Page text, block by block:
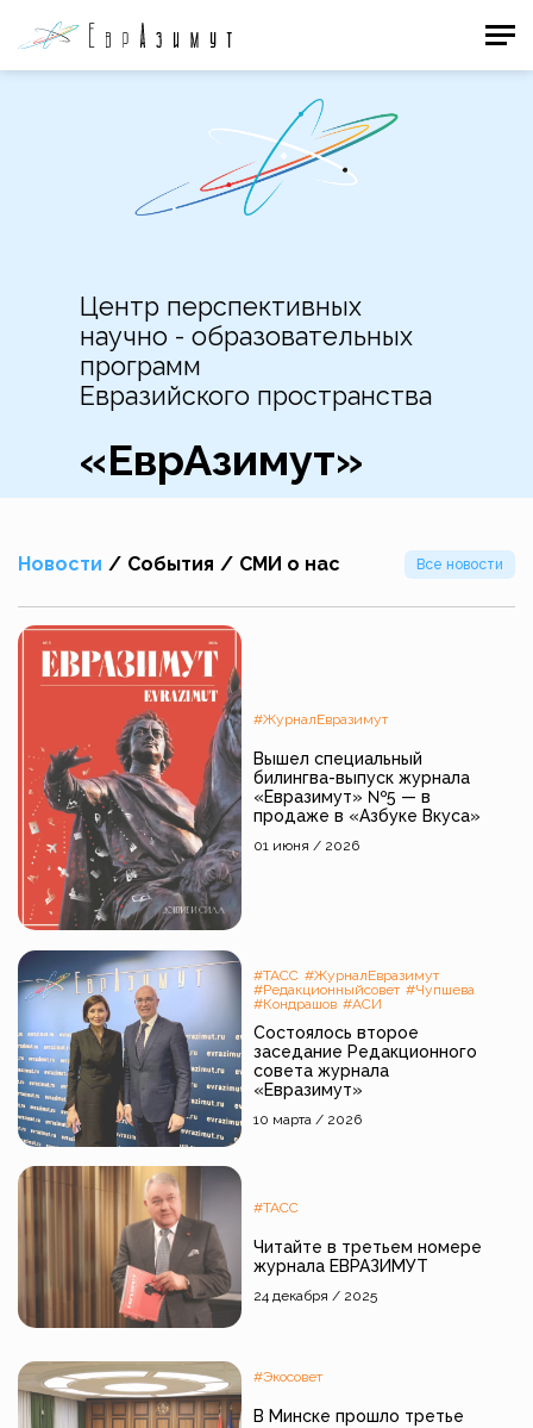
«ЕврАзимут»
Центр перспективных
научно - образовательных
программ
Евразийского пространства
Новости / События / СМИ о нас Все новости
#ЖурналЕвразимут
Вышел специальный
билингва-выпуск журнала
«Евразимут» №5 — в
продаже в «Азбуке Вкуса»
01 июня / 2026
#ТАСС #ЖурналЕвразимут
#Редакционныйсовет #Чупшева
#Кондрашов #АСИ
Состоялось второе
заседание Редакционного
совета журнала
«Евразимут»
10 марта / 2026
#ТАСС
Читайте в третьем номере
журнала ЕВРАЗИМУТ
24 декабря / 2025
#Экосовет
В Минске прошло третье